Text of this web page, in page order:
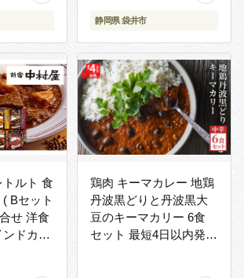
静岡県 袋井市
ルト 食
Bセット
せ 洋食
ドカレ
鶏肉 キーマカレー 地鶏
丹波黒どりと丹波黒大
豆のキーマカリー 6食
セット 最短4日以内発送